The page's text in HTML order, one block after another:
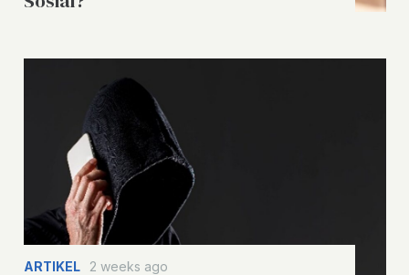
ARTIKEL 2 weeks ago